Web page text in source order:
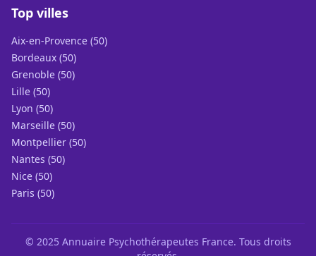
Top villes
Aix-en-Provence (50)
Bordeaux (50)
Grenoble (50)
Lille (50)
Lyon (50)
Marseille (50)
Montpellier (50)
Nantes (50)
Nice (50)
Paris (50)
© 2025 Annuaire Psychothérapeutes France. Tous droits